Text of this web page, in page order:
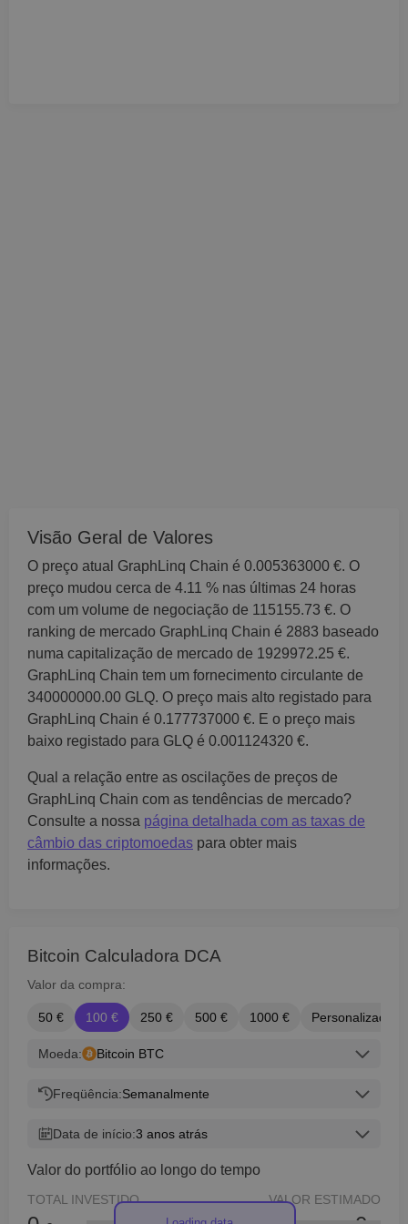
Visão Geral de Valores
O preço atual GraphLinq Chain é 0.005363000 €. O
preço mudou cerca de 4.11 % nas últimas 24 horas
com um volume de negociação de 115155.73 €. O
ranking de mercado GraphLinq Chain é 2883 baseado
numa capitalização de mercado de 1929972.25 €.
GraphLinq Chain tem um fornecimento circulante de
340000000.00 GLQ. O preço mais alto registado para
GraphLinq Chain é 0.177737000 €. E o preço mais
baixo registado para GLQ é 0.001124320 €.
Qual a relação entre as oscilações de preços de
GraphLinq Chain com as tendências de mercado?
Consulte a nossa página detalhada com as taxas de
câmbio das criptomoedas para obter mais
informações.
Bitcoin Calculadora DCA
Valor da compra:
50 € 100 € 250 € 500 € 1000 € Personalizado
Moeda: Bitcoin BTC
Freqüência:Semanalmente
Data de início:3 anos atrás
Valor do portfólio ao longo do tempo
TOTAL INVESTIDO VALOR ESTIMADO